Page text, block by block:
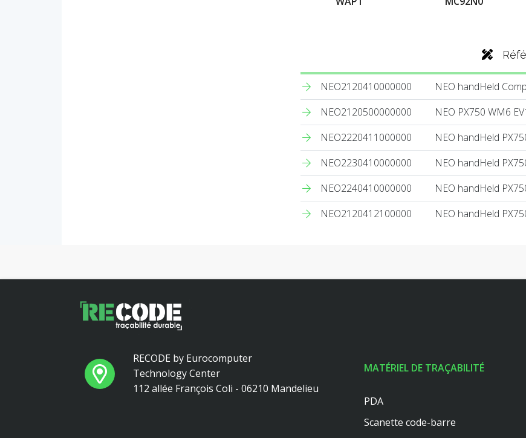
NEO2120410000000
NEO handHeld
NEO2120500000000
NEO PX750 WM6
NEO2220411000000
NEO handHeld
NEO2230410000000
NEO handHeld
NEO2240410000000
NEO handHeld
NEO2120412100000
NEO handHeld
RECODE by Eurocomputer
Technology Center
112 allée François Coli - 06210 Mandelieu
MATÉRIEL DE TRAÇABILITÉ
PDA
Scanette code-barre